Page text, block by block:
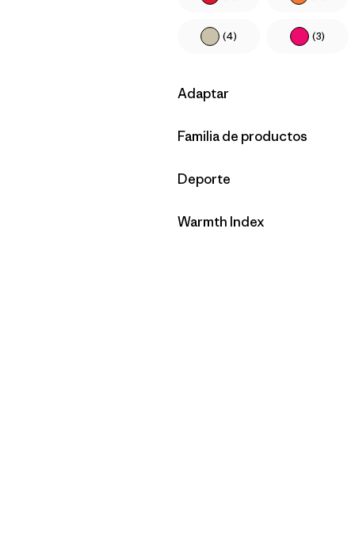
(4) (3)
Filtrar por
Adaptar
Filtrar por
Familia de productos
Filtrar por
Deporte
Filtrar por
Warmth Index